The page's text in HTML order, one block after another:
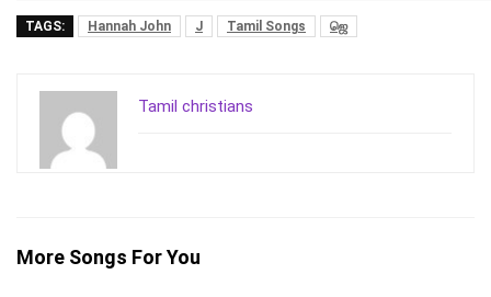
TAGS: Hannah John J Tamil Songs ஜெ
Tamil christians
More Songs For You